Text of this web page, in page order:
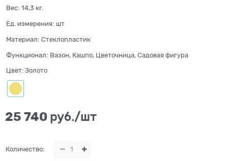
Вес: 14,3 кг.
Ед. измерения: шт
Материал: Стеклопластик
Функционал: Вазон, Кашпо, Цветочница, Садовая фигура
Цвет: Золото
25 740 руб./шт
Количество: